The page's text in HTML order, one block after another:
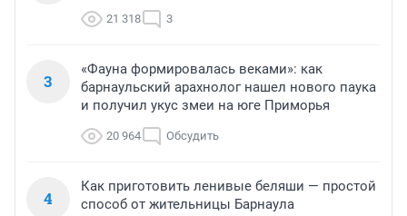
21 318 3
3
«Фауна формировалась веками»: как
барнаульский арахнолог нашел нового паука
и получил укус змеи на юге Приморья
20 964 Обсудить
4
Как приготовить ленивые беляши — простой
способ от жительницы Барнаула